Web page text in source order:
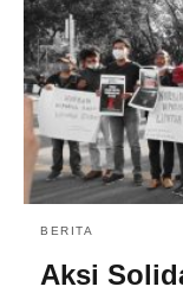
BERITA
Aksi